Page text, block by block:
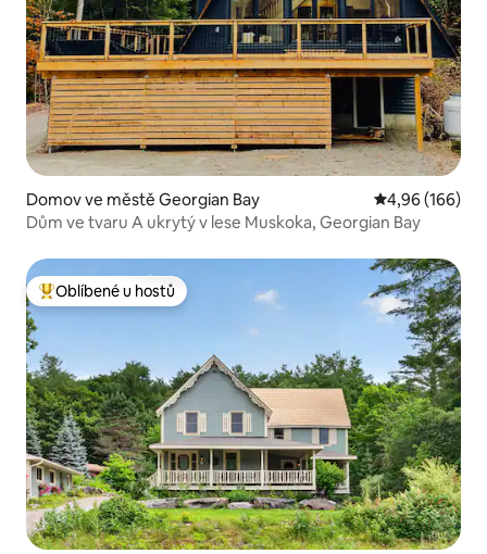
Domov ve městě Georgian Bay Průměrné
4,96 (166)
Dům ve tvaru A ukrytý v lese Muskoka, Georgian Bay
Nejlepší v kategorii Oblíbené u hostů
Oblíbené u hostů